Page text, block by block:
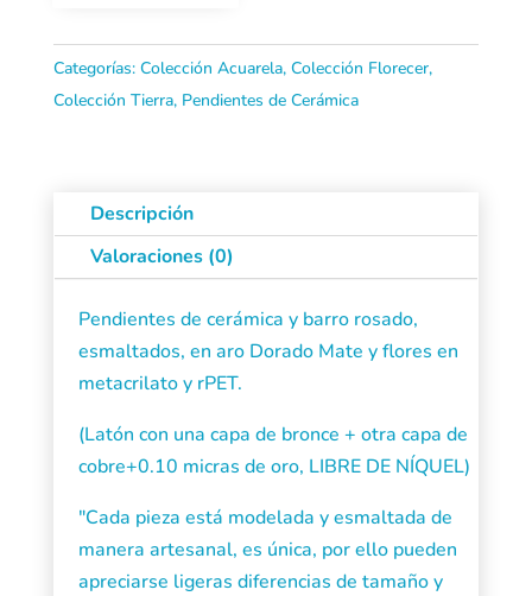
de
Cerámica
Categorías: Colección Acuarela, Colección Florecer,
Colección Tierra, Pendientes de Cerámica
Descripción
Valoraciones (0)
Pendientes de cerámica y barro rosado,
esmaltados, en aro Dorado Mate y flores en
metacrilato y rPET.
(Latón con una capa de bronce + otra capa de
cobre+0.10 micras de oro, LIBRE DE NÍQUEL)
"Cada pieza está modelada y esmaltada de
manera artesanal, es única, por ello pueden
apreciarse ligeras diferencias de tamaño y